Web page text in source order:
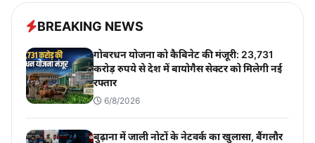
BREAKING NEWS
गोबरधन योजना को कैबिनेट की मंजूरी: 23,731
करोड़ रुपये से देश में बायोगैस सेक्टर को मिलेगी नई
रफ्तार
6/8/2026
बुढ़ाना में जाली नोटों के नेटवर्क का खुलासा, बैंगलौर